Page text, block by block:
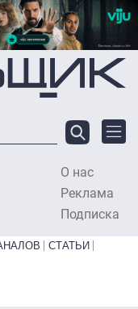
О нас
Реклама
Подписка
СТАТЬИ